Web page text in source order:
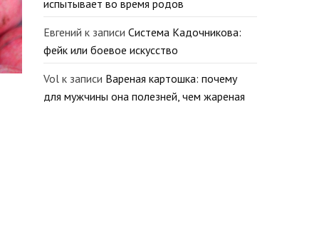
испытывает во время родов
Евгений к записи Система Кадочникова:
фейк или боевое искусство
Vol к записи Вареная картошка: почему
для мужчины она полезней, чем жареная